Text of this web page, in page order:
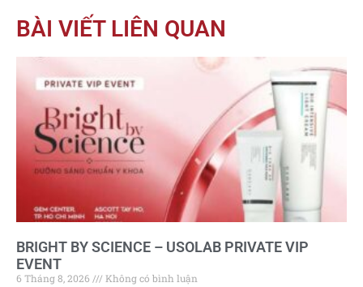
BÀI VIẾT LIÊN QUAN
BRIGHT BY SCIENCE – USOLAB PRIVATE VIP
EVENT
6 Tháng 8, 2026
Không có bình luận